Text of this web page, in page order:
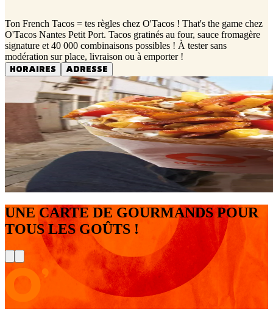
Ton French Tacos = tes règles chez O'Tacos ! That's the game chez
O'Tacos Nantes Petit Port. Tacos gratinés au four, sauce fromagère
signature et 40 000 combinaisons possibles ! À tester sans
modération sur place, livraison ou à emporter !
HORAIRES
ADRESSE
UNE CARTE DE GOURMANDS POUR
TOUS LES GOÛTS !